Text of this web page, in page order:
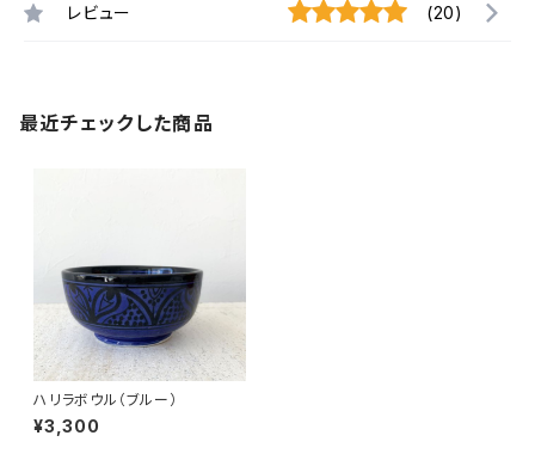
レビュー (20)
最近チェックした商品
ハリラボウル（ブルー）
¥3,300